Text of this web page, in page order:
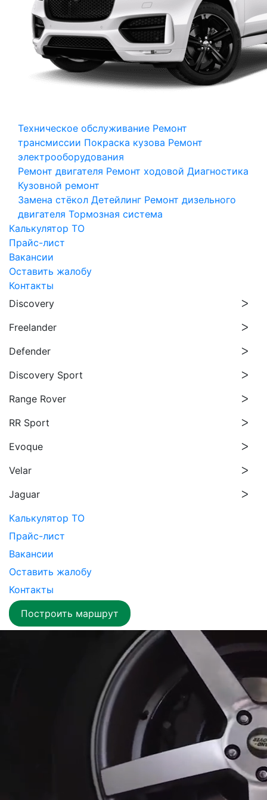
Техническое обслуживание Ремонт
трансмиссии Покраска кузова Ремонт
электрооборудования
Ремонт двигателя Ремонт ходовой Диагностика
Кузовной ремонт
Замена стёкол Детейлинг Ремонт дизельного
двигателя Тормозная система
Калькулятор ТО
Прайс-лист
Вакансии
Оставить жалобу
Контакты
Discovery
Freelander
Defender
Discovery Sport
Range Rover
RR Sport
Evoque
Velar
Jaguar
Калькулятор ТО
Прайс-лист
Вакансии
Оставить жалобу
Контакты
Построить маршрут